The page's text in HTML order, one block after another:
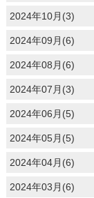
2024年10月(3)
2024年09月(6)
2024年08月(6)
2024年07月(3)
2024年06月(5)
2024年05月(5)
2024年04月(6)
2024年03月(6)